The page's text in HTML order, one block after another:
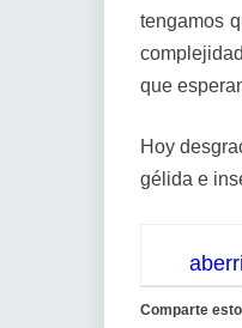
tengamos
que
Hoy
gélida e
Comparte